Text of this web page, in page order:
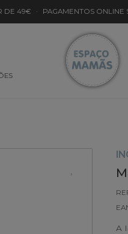
DE 49€ · PAGAMENTOS ONLINE
A